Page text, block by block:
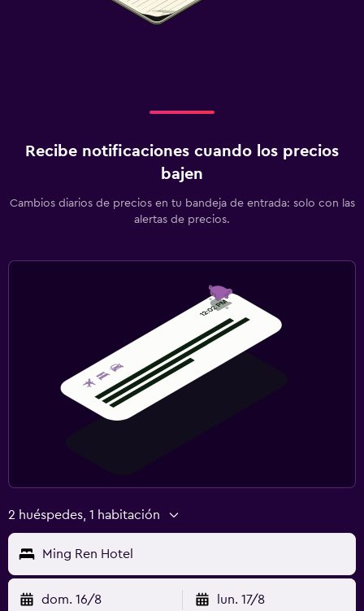
Recibe notificaciones cuando los precios
bajen
Cambios diarios de precios en tu bandeja de entrada: solo con las
alertas de precios.
2 huéspedes, 1 habitación
Ming Ren Hotel
dom. 16/8 lun. 17/8